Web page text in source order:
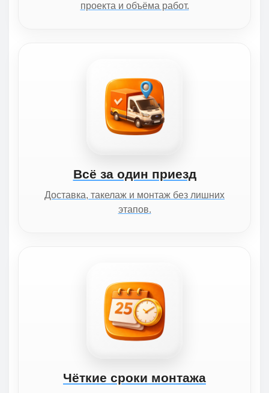
проекта и объёма работ.
Всё за один приезд
Доставка, такелаж и монтаж без лишних
этапов.
Чёткие сроки монтажа